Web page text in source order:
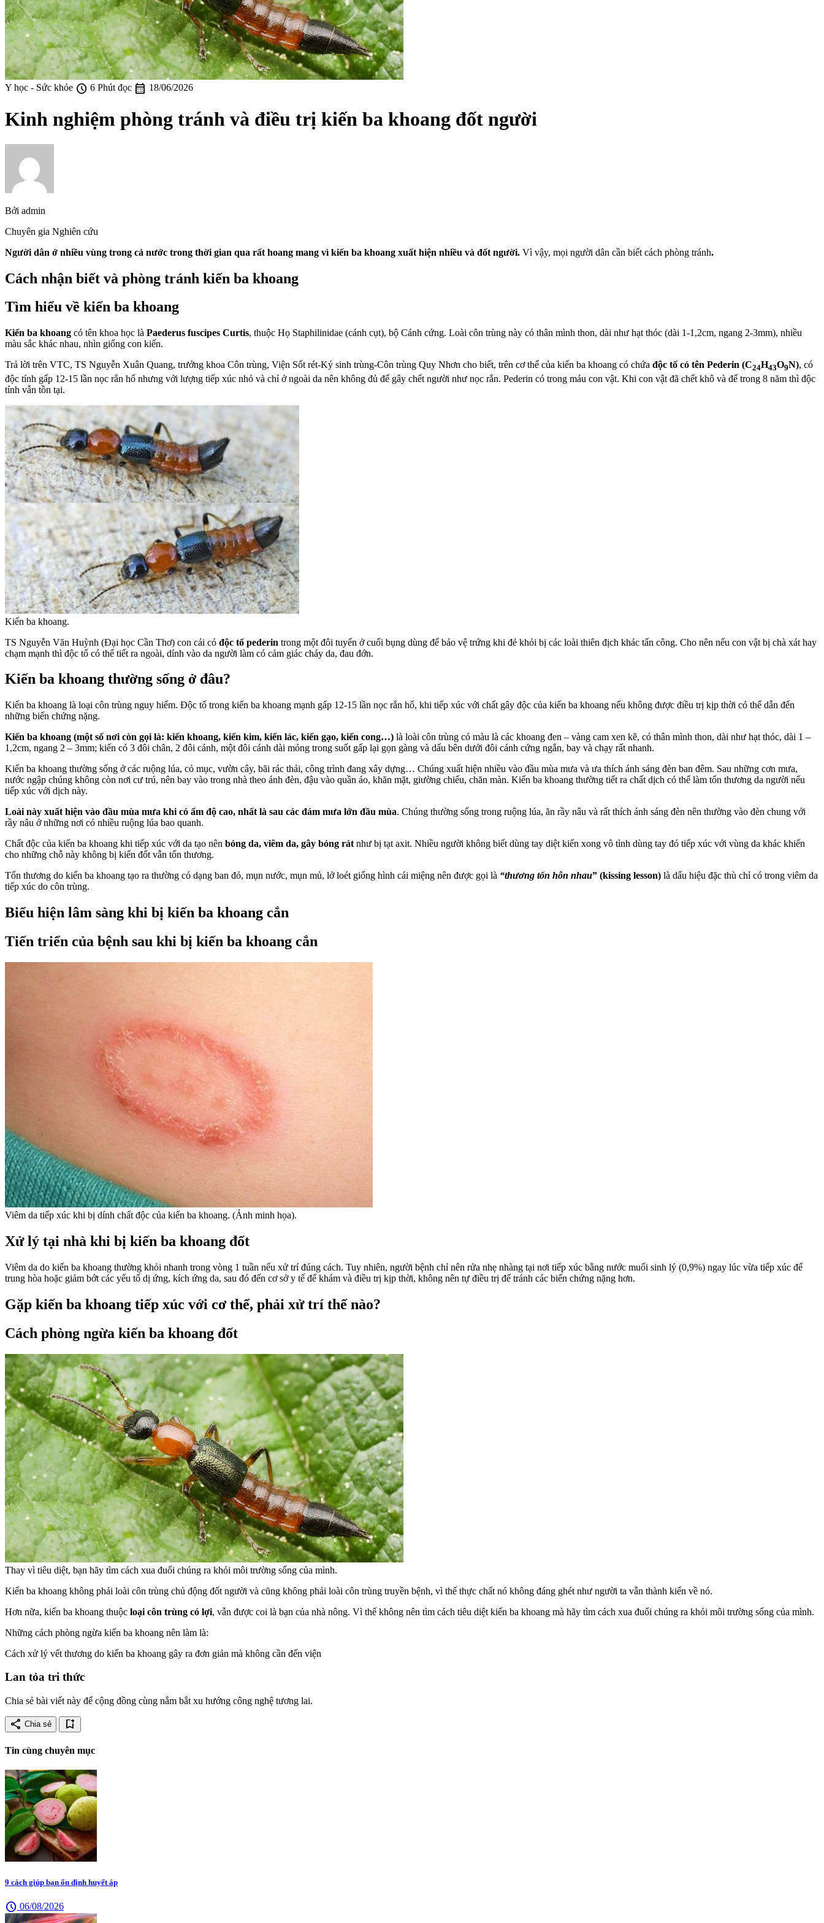
Y học - Sức khỏe schedule 6 Phút đọc calendar_month 18/06/2026
Kinh nghiệm phòng tránh và điều trị kiến ba khoang đốt người
Bởi admin
Chuyên gia Nghiên cứu
Người dân ở nhiều vùng trong cả nước trong thời gian qua rất hoang mang vì kiến ba khoang xuất hiện nhiều và đốt người. Vì vậy, mọi người dân cần biết cách phòng tránh.
Cách nhận biết và phòng tránh kiến ba khoang
Tìm hiểu về kiến ba khoang
Kiến ba khoang có tên khoa học là Paederus fuscipes Curtis, thuộc Họ Staphilinidae (cánh cụt), bộ Cánh cứng. Loài côn trùng này có thân mình thon, dài như hạt thóc (dài 1-1,2cm, ngang 2-3mm), nhiều
màu sắc khác nhau, nhìn giống con kiến.
Trả lời trên VTC, TS Nguyễn Xuân Quang, trưởng khoa Côn trùng, Viện Sốt rét-Ký sinh trùng-Côn trùng Quy Nhơn cho biết, trên cơ thể của kiến ba khoang có chứa độc tố có tên Pederin (C24H43O9N), có
độc tính gấp 12-15 lần nọc rắn hổ nhưng với lượng tiếp xúc nhỏ và chỉ ở ngoài da nên không đủ để gây chết người như nọc rắn. Pederin có trong máu con vật. Khi con vật đã chết khô và để trong 8 năm thì độc
tính vẫn tồn tại.
Kiến ba khoang.
TS Nguyễn Văn Huỳnh (Đại học Cần Thơ) con cái có độc tố pederin trong một đôi tuyến ở cuối bụng dùng để bảo vệ trứng khi đẻ khỏi bị các loài thiên địch khác tấn công. Cho nên nếu con vật bị chà xát hay
chạm mạnh thì độc tố có thể tiết ra ngoài, dính vào da người làm có cảm giác cháy da, đau đớn.
Kiến ba khoang thường sống ở đâu?
Kiến ba khoang là loại côn trùng nguy hiểm. Độc tố trong kiến ba khoang mạnh gấp 12-15 lần nọc rắn hổ, khi tiếp xúc với chất gây độc của kiến ba khoang nếu không được điều trị kịp thời có thể dẫn đến
những biến chứng nặng.
Kiến ba khoang (một số nơi còn gọi là: kiến khoang, kiến kim, kiến lác, kiến gạo, kiến cong…) là loài côn trùng có màu là các khoang đen – vàng cam xen kẽ, có thân mình thon, dài như hạt thóc, dài 1 –
1,2cm, ngang 2 – 3mm; kiến có 3 đôi chân, 2 đôi cánh, một đôi cánh dài mỏng trong suốt gấp lại gọn gàng và dấu bên dưới đôi cánh cứng ngắn, bay và chạy rất nhanh.
Kiến ba khoang thường sống ở các ruộng lúa, cỏ mục, vườn cây, bãi rác thải, công trình đang xây dựng… Chúng xuất hiện nhiều vào đầu mùa mưa và ưa thích ánh sáng đèn ban đêm. Sau những cơn mưa,
nước ngập chúng không còn nơi cư trú, nên bay vào trong nhà theo ánh đèn, đậu vào quần áo, khăn mặt, giường chiếu, chăn màn. Kiến ba khoang thường tiết ra chất dịch có thể làm tổn thương da người nếu
tiếp xúc với dịch này.
Loài này xuất hiện vào đầu mùa mưa khi có ẩm độ cao, nhất là sau các đám mưa lớn đầu mùa. Chúng thường sống trong ruộng lúa, ăn rầy nâu và rất thích ánh sáng đèn nên thường vào đèn chung với
rầy nâu ở những nơi có nhiều ruộng lúa bao quanh.
Chất độc của kiến ba khoang khi tiếp xúc với da tạo nên bỏng da, viêm da, gây bỏng rát như bị tạt axit. Nhiều người không biết dùng tay diệt kiến xong vô tình dùng tay đó tiếp xúc với vùng da khác khiến
cho những chỗ này không bị kiến đốt vẫn tổn thương.
Tổn thương do kiến ba khoang tạo ra thường có dạng ban đỏ, mụn nước, mụn mủ, lở loét giống hình cái miệng nên được gọi là “thương tổn hôn nhau” (kissing lesson) là dấu hiệu đặc thù chỉ có trong viêm da
tiếp xúc do côn trùng.
Biểu hiện lâm sàng khi bị kiến ba khoang cắn
Tiến triển của bệnh sau khi bị kiến ba khoang cắn
Viêm da tiếp xúc khi bị dính chất độc của kiến ba khoang. (Ảnh minh họa).
Xử lý tại nhà khi bị kiến ba khoang đốt
Viêm da do kiến ba khoang thường khỏi nhanh trong vòng 1 tuần nếu xử trí đúng cách. Tuy nhiên, người bệnh chỉ nên rửa nhẹ nhàng tại nơi tiếp xúc bằng nước muối sinh lý (0,9%) ngay lúc vừa tiếp xúc để
trung hòa hoặc giảm bớt các yếu tố dị ứng, kích ứng da, sau đó đến cơ sở y tế để khám và điều trị kịp thời, không nên tự điều trị để tránh các biến chứng nặng hơn.
Gặp kiến ba khoang tiếp xúc với cơ thể, phải xử trí thế nào?
Cách phòng ngừa kiến ba khoang đốt
Thay vì tiêu diệt, bạn hãy tìm cách xua đuổi chúng ra khỏi môi trường sống của mình.
Kiến ba khoang không phải loài côn trùng chủ động đốt người và cũng không phải loài côn trùng truyền bệnh, vì thế thực chất nó không đáng ghét như người ta vẫn thành kiến về nó.
Hơn nữa, kiến ba khoang thuộc loại côn trùng có lợi, vẫn được coi là bạn của nhà nông. Vì thế không nên tìm cách tiêu diệt kiến ba khoang mà hãy tìm cách xua đuổi chúng ra khỏi môi trường sống của mình.
Những cách phòng ngừa kiến ba khoang nên làm là:
Cách xử lý vết thương do kiến ba khoang gây ra đơn giản mà không cần đến viện
Lan tỏa tri thức
Chia sẻ bài viết này để cộng đồng cùng nắm bắt xu hướng công nghệ tương lai.
share Chia sẻ bookmark_add
Tin cùng chuyên mục
9 cách giúp bạn ổn định huyết áp
schedule 06/08/2026